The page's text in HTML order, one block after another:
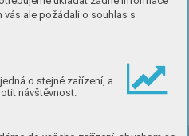
ale požádali o souhlas s
o stejné zařízení, a
návštěvnost.